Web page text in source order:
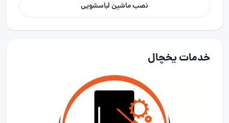
نصب ماشین لباسشویی
خدمات یخچال